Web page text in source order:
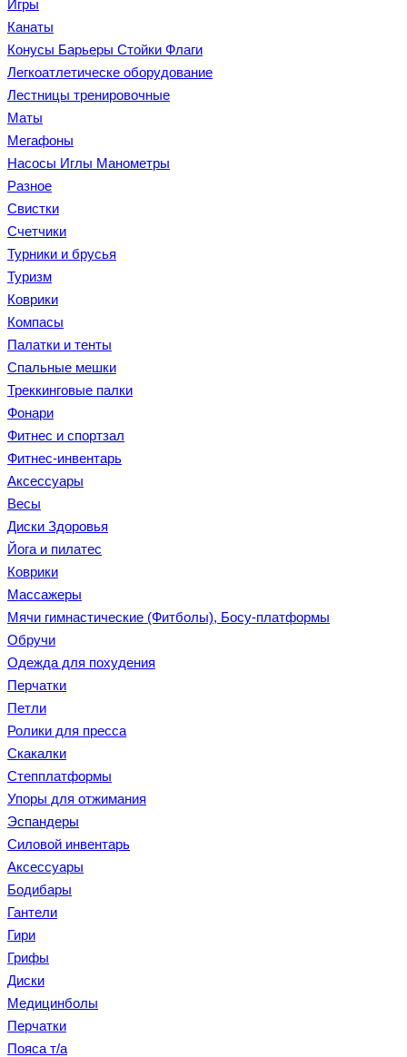
Игры
Канаты
Конусы Барьеры Стойки Флаги
Легкоатлетическе оборудование
Лестницы тренировочные
Маты
Мегафоны
Насосы Иглы Манометры
Разное
Свистки
Счетчики
Турники и брусья
Туризм
Коврики
Компасы
Палатки и тенты
Спальные мешки
Треккинговые палки
Фонари
Фитнес и спортзал
Фитнес-инвентарь
Аксессуары
Весы
Диски Здоровья
Йога и пилатес
Коврики
Массажеры
Мячи гимнастические (Фитболы), Босу-платформы
Обручи
Одежда для похудения
Перчатки
Петли
Ролики для пресса
Скакалки
Степплатформы
Упоры для отжимания
Эспандеры
Силовой инвентарь
Аксессуары
Бодибары
Гантели
Гири
Грифы
Диски
Медицинболы
Перчатки
Пояса т/а